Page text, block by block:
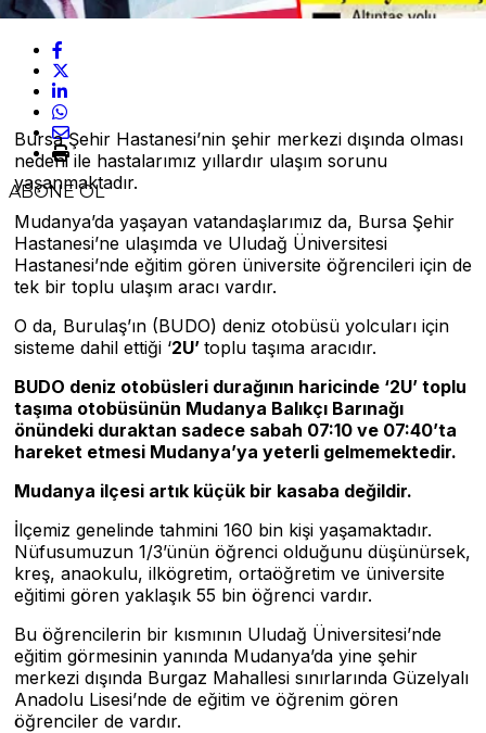
ABONE OL
Bursa Şehir Hastanesi’nin şehir merkezi dışında olması
nedeni ile hastalarımız yıllardır ulaşım sorunu
yaşanmaktadır.
Mudanya’da yaşayan vatandaşlarımız da, Bursa Şehir
Hastanesi’ne ulaşımda ve Uludağ Üniversitesi
Hastanesi’nde eğitim gören üniversite öğrencileri için de
tek bir toplu ulaşım aracı vardır.
O da, Burulaş’ın (BUDO) deniz otobüsü yolcuları için
sisteme dahil ettiği ‘2U’ toplu taşıma aracıdır.
BUDO deniz otobüsleri durağının haricinde ‘2U’ toplu
taşıma otobüsünün Mudanya Balıkçı Barınağı
önündeki duraktan sadece sabah 07:10 ve 07:40’ta
hareket etmesi Mudanya’ya yeterli gelmemektedir.
Mudanya ilçesi artık küçük bir kasaba değildir.
İlçemiz genelinde tahmini 160 bin kişi yaşamaktadır.
Nüfusumuzun 1/3’ünün öğrenci olduğunu düşünürsek,
kreş, anaokulu, ilkögretim, ortaöğretim ve üniversite
eğitimi gören yaklaşık 55 bin öğrenci vardır.
Bu öğrencilerin bir kısmının Uludağ Üniversitesi’nde
eğitim görmesinin yanında Mudanya’da yine şehir
merkezi dışında Burgaz Mahallesi sınırlarında Güzelyalı
Anadolu Lisesi’nde de eğitim ve öğrenim gören
öğrenciler de vardır.